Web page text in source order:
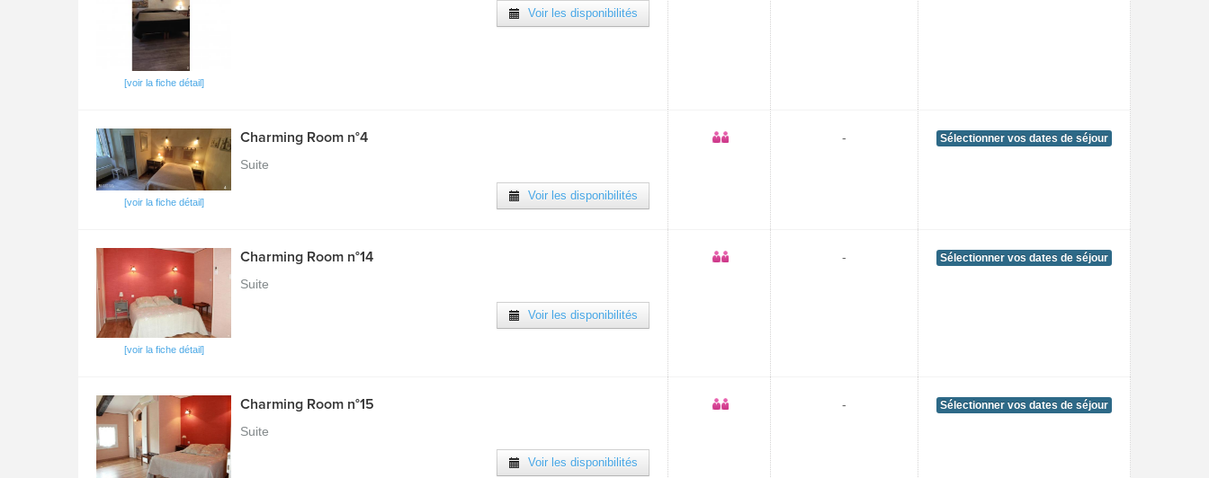
[voir la fiche détail]
Voir les disponibilités
[voir la fiche détail]
Charming Room n°4
Suite
Voir les disponibilités
- Sélectionner vos dates de séjour
[voir la fiche détail]
Charming Room n°14
Suite
Voir les disponibilités
- Sélectionner vos dates de séjour
Charming Room n°15
Suite
Voir les disponibilités
- Sélectionner vos dates de séjour